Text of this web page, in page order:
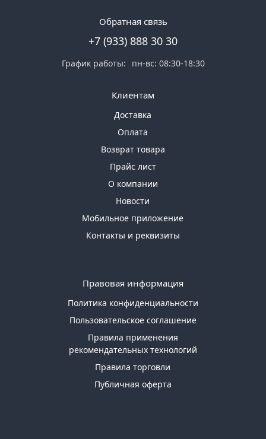
Обратная связь
+7 (933) 888 30 30
График работы: пн-вс: 08:30-18:30
Клиентам
Доставка
Оплата
Возврат товара
Прайс лист
О компании
Новости
Мобильное приложение
Контакты и реквизиты
Правовая информация
Политика конфиденциальности
Пользовательское соглашение
Правила применения
рекомендательных технологий
Правила торговли
Публичная оферта